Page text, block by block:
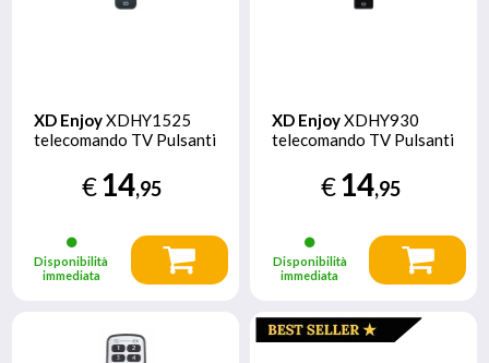
XD EnjoyXDHY1525
telecomando TV Pulsanti
€14,95
Disponibilità
immediata
XD EnjoyXDHY930
telecomando TV Pulsanti
€14,95
Disponibilità
immediata